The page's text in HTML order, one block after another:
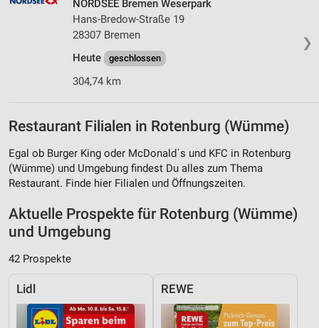
❯
NORDSEE Bremen Weserpark
Hans-Bredow-Straße 19
28307 Bremen
Heute
geschlossen
304,74 km
Restaurant Filialen in Rotenburg (Wümme)
Egal ob Burger King oder McDonald´s und KFC in Rotenburg
(Wümme) und Umgebung findest Du alles zum Thema
Restaurant. Finde hier Filialen und Öffnungszeiten.
Aktuelle Prospekte für Rotenburg (Wümme)
und Umgebung
42 Prospekte
Lidl REWE